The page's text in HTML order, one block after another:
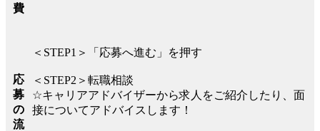
費
応
募
の
流
＜STEP1＞「応募へ進む」を押す
＜STEP2＞転職相談
☆キャリアアドバイザーから求人をご紹介したり、面
接についてアドバイスします！